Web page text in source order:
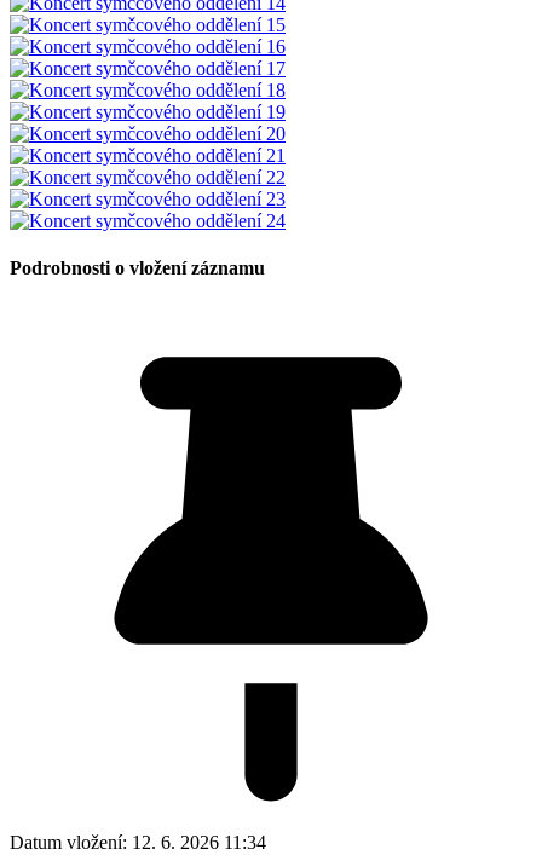
Podrobnosti o vložení záznamu
Datum vložení: 12. 6. 2026 11:34